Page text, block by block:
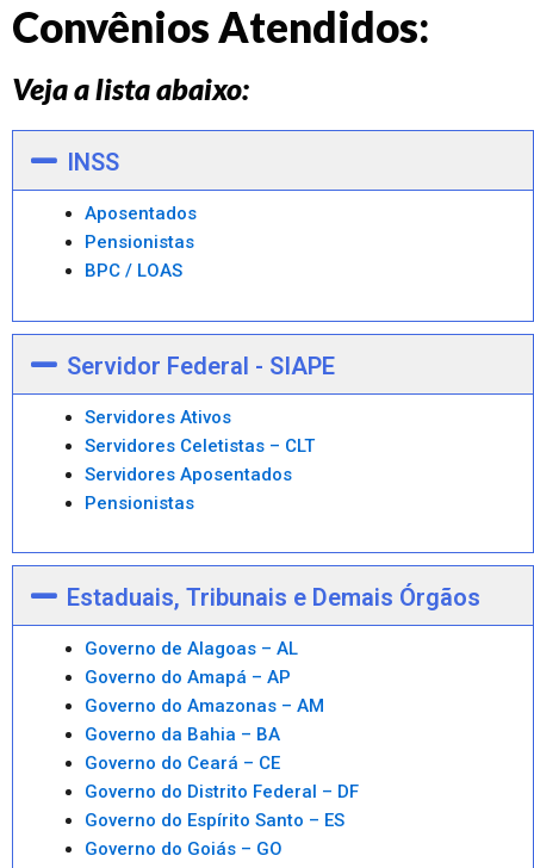
Convênios Atendidos:
Veja a lista abaixo:
INSS
Aposentados
Pensionistas
BPC / LOAS
Servidor Federal - SIAPE
Servidores Ativos
Servidores Celetistas – CLT
Servidores Aposentados
Pensionistas
Estaduais, Tribunais e Demais Órgãos
Governo de Alagoas – AL
Governo do Amapá – AP
Governo do Amazonas – AM
Governo da Bahia – BA
Governo do Ceará – CE
Governo do Distrito Federal – DF
Governo do Espírito Santo – ES
Governo do Goiás – GO